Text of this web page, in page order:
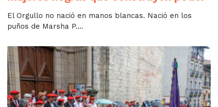
El Orgullo no nació en manos blancas. Nació en los
puños de Marsha P....